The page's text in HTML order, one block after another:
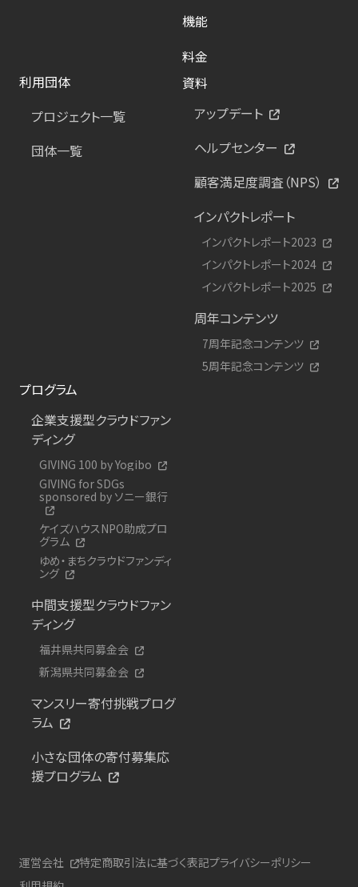
機能
料金
利用団体
プロジェクト一覧
団体一覧
資料
アップデート
ヘルプセンター
顧客満足度調査（NPS）
インパクトレポート
インパクトレポート2023
インパクトレポート2024
インパクトレポート2025
周年コンテンツ
7周年記念コンテンツ
5周年記念コンテンツ
プログラム
企業支援型クラウドファン
ディング
GIVING 100 by Yogibo
GIVING for SDGs
sponsored by ソニー銀行
ケイズハウスNPO助成プロ
グラム
ゆめ・まちクラウドファンディ
ング
中間支援型クラウドファン
ディング
福井県共同募金会
新潟県共同募金会
マンスリー寄付挑戦プログ
ラム
小さな団体の寄付募集応
援プログラム
運営会社 特定商取引法に基づく表記プライバシーポリシー